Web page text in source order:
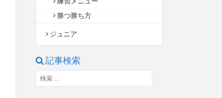
勝つ勝ち方
ジュニア
記事検索